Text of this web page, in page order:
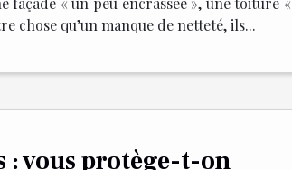
chose qu’un manque de netteté, ils...
: vous protège-t-on